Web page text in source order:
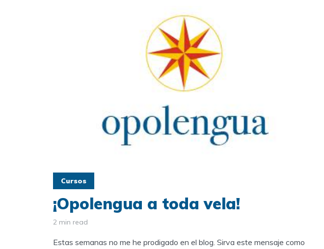
Cursos
¡Opolengua a toda vela!
2 min read
Estas semanas no me he prodigado en el blog. Sirva este mensaje como